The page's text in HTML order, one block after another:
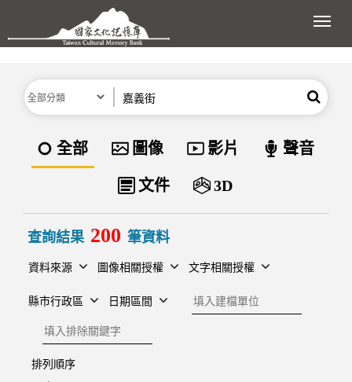
跳到主要內容區塊
展
分類 搜尋
資料類型
全部 圖像 影片 聲音
文件 3D
查詢結果 200 筆資料
資料來源 圖像相關授權 文字相關授權
縣市行政區 日期區間
建檔單位
排除關鍵字
排列順序